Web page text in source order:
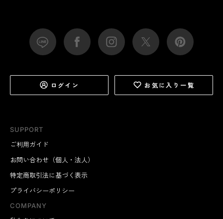
SUPPORT
ご利用ガイド
お問い合わせ（個人・法人）
特定商取引法に基づく表示
プライバシーポリシー
COMPANY
ログイン お気に入り一覧